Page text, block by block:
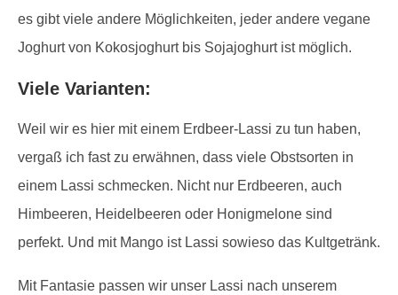
es gibt viele andere Möglichkeiten, jeder andere vegane
Joghurt von Kokosjoghurt bis Sojajoghurt ist möglich.
Viele Varianten:
Weil wir es hier mit einem Erdbeer-Lassi zu tun haben,
vergaß ich fast zu erwähnen, dass viele Obstsorten in
einem Lassi schmecken. Nicht nur Erdbeeren, auch
Himbeeren, Heidelbeeren oder Honigmelone sind
perfekt. Und mit Mango ist Lassi sowieso das Kultgetränk.
Mit Fantasie passen wir unser Lassi nach unserem